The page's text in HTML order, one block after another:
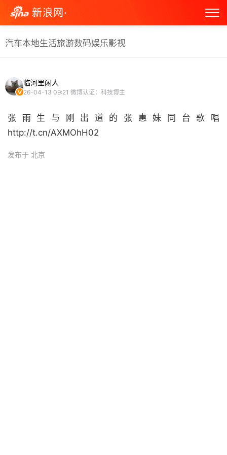
新浪网·
汽车本地生活旅游数码娱乐影视
临河里闲人
26-04-13 09:21 微博认证：科技博主
张雨生与刚出道的张惠妹同台歌唱
http://t.cn/AXMOhH02 ​
发布于 北京